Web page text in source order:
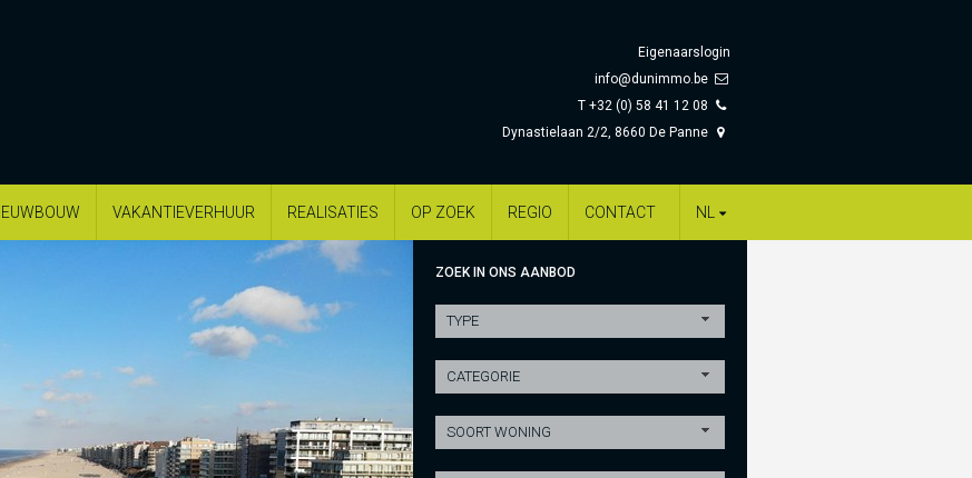
Eigenaarslogin
info@dunimmo.be
T +32 (0) 58 41 12 08
Dynastielaan 2/2, 8660 De Panne
VAKANTIEVERHUUR REALISATIES OP ZOEK REGIO CONTACT NL
ZOEK IN ONS AANBOD
TYPE
CATEGORIE
SOORT WONING